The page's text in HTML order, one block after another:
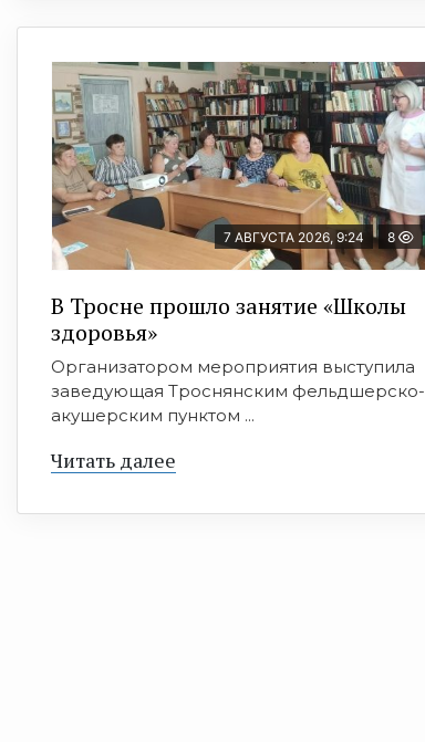
7 АВГУСТА 2026, 9:24 8
В Тросне прошло занятие «Школы
здоровья»
Организатором мероприятия выступила
заведующая Троснянским фельдшерско-
акушерским пунктом ...
Читать далее